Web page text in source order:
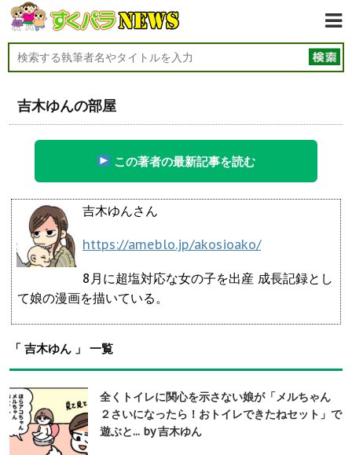
吉木ゆんの部屋
この著者の最新記事を読む
吉木ゆんさん
https://ameblo.jp/akosioako/
8月に超塩対応な女の子を出産 成長記録とし
て娘の漫画を描いている。
「 吉木ゆん 」 一覧
全くトイレに関心を示さない娘が「メルちゃん
２さいになったら！おトイレできたねセット」で
遊ぶと... by 吉木ゆん